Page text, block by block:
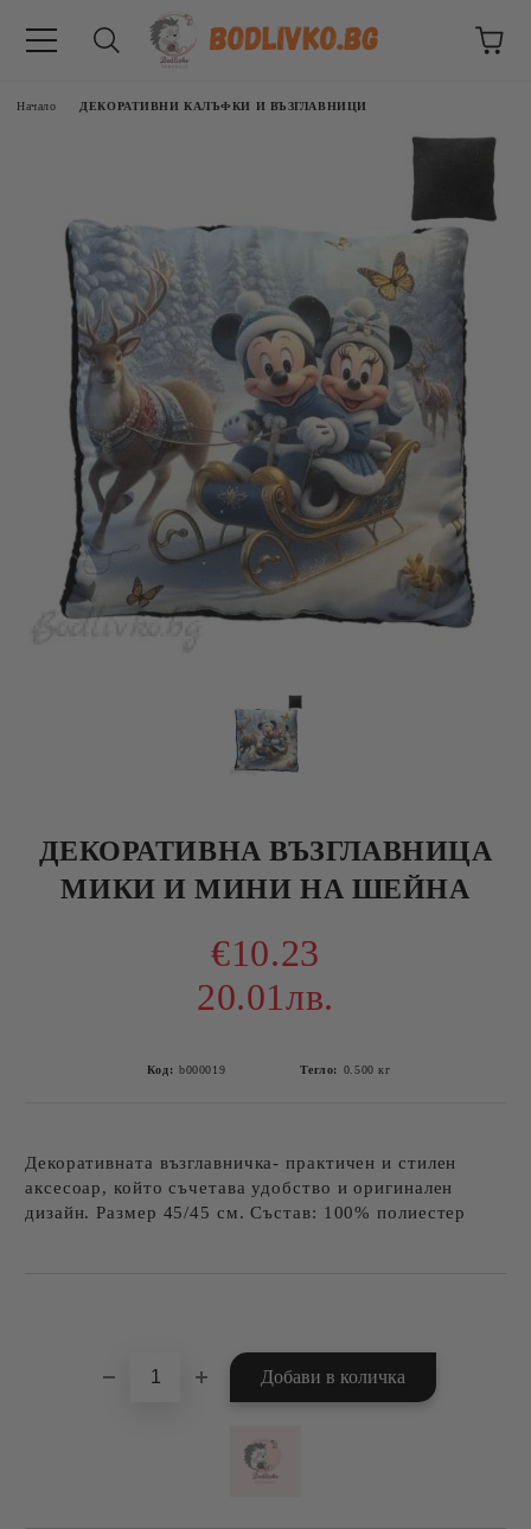
Начало ДЕКОРАТИВНИ КАЛЪФКИ И ВЪЗГЛАВНИЦИ
ДЕКОРАТИВНА ВЪЗГЛАВНИЦА
МИКИ И МИНИ НА ШЕЙНА
€10.23
20.01лв.
Код: b000019 Тегло: 0.500 кг
Декоративната възглавничка- практичен и стилен
аксесоар, който съчетава удобство и оригинален
дизайн. Размер 45/45 см. Състав: 100% полиестер